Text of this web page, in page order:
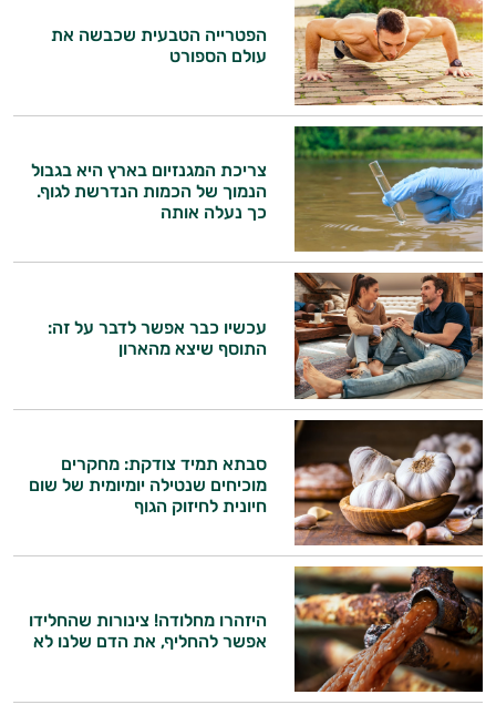
הפטרייה הטבעית שכבשה את
עולם הספורט
צריכת המגנזיום בארץ היא בגבול
הנמוך של הכמות הנדרשת לגוף.
כך נעלה אותה
עכשיו כבר אפשר לדבר על זה:
התוסף שיצא מהארון
סבתא תמיד צודקת: מחקרים
מוכיחים שנטילה יומיומית של שום
חיונית לחיזוק הגוף
היזהרו מחלודה! צינורות שהחלידו
אפשר להחליף, את הדם שלנו לא
היי,
אני יועץ הבריאות האישי AI של טבע בריא.
התשובות שלי מבוססות על מאגרי מידע קליניים
וספרות מקצועית בתחומי הרפואה הטבעית
ותזונת הספורט.
אני כאן כדי לעזור לך להתאים את תוספי
התזונה ומוצרי הבריאות המדויקים למטרות
ולמצב הגופני שלך, ולהסביר לך אילו רכיבים
עובדים יחד כדי למקסם תוצאות גם בחיי היום
יום וגם בתחום הכושר והספורט.
המטרה שלי היא להתאים עבורך המלצות
אישיות מבוססות מדעית.
זה הזמן להתחיל. איך אוכל לעזור?